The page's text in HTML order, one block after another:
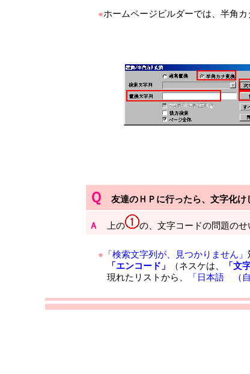
●ホームページビルダーでは、半角
Ｑ 友達のＨＰに行ったら、文字化け
Ａ 上の の、文字コードの問題のせ
● 「検索文字列が、見つかりません」
「エンコード」
（ネスケは、 「文
現れたリストから、
「日本語 （